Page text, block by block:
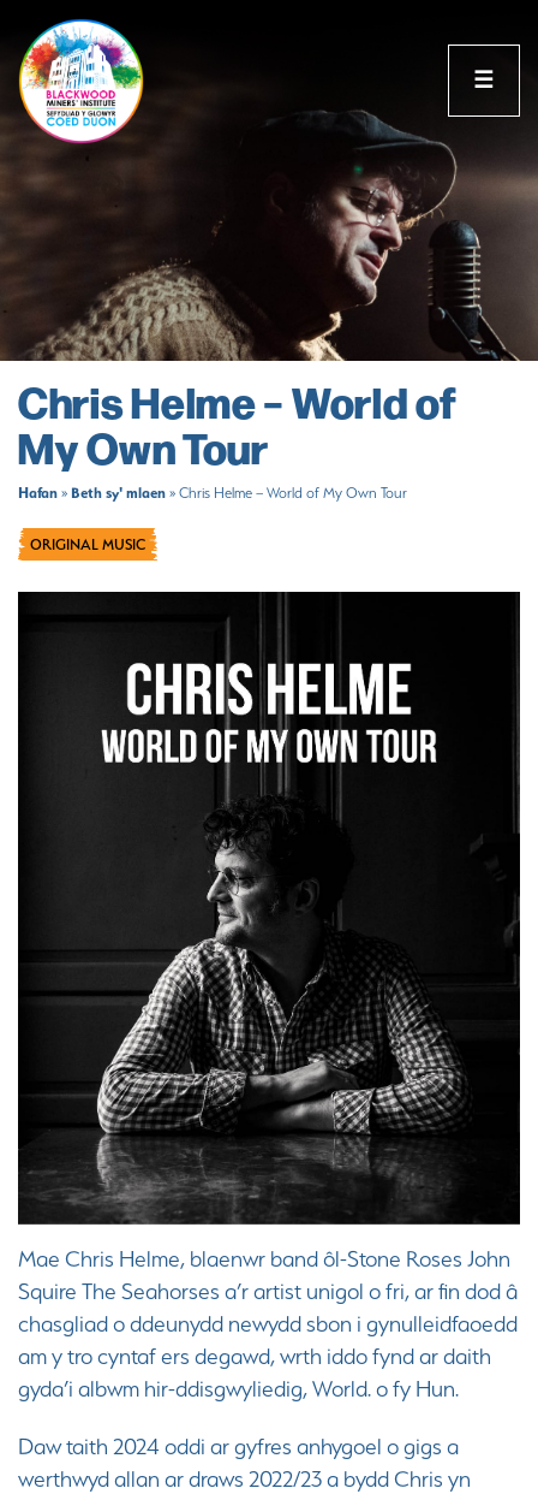
☰
Chris Helme – World of
My Own Tour
Hafan » Beth sy' mlaen » Chris Helme – World of My Own Tour
ORIGINAL MUSIC
Mae Chris Helme, blaenwr band ôl-Stone Roses John
Squire The Seahorses a’r artist unigol o fri, ar fin dod â
chasgliad o ddeunydd newydd sbon i gynulleidfaoedd
am y tro cyntaf ers degawd, wrth iddo fynd ar daith
gyda’i albwm hir-ddisgwyliedig, World. o fy Hun.
Daw taith 2024 oddi ar gyfres anhygoel o gigs a
werthwyd allan ar draws 2022/23 a bydd Chris yn